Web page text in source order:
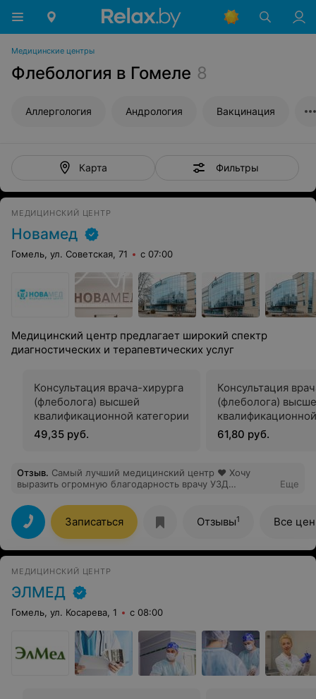
Медицинские центры
Флебология в Гомеле 8
Аллергология Андрология Вакцинация
Карта Фильтры
МЕДИЦИНСКИЙ ЦЕНТР
Новамед
Гомель, ул. Советская, 71 с 07:00
Медицинский центр предлагает широкий спектр
диагностических и терапевтических услуг
Консультация врача-хирурга
(флеболога) высшей
квалификационной категории
49,35 руб.
Консультация
(флеболога)
под контролем
ультразвуковой
61,80 руб.
Отзыв. Самый лучший медицинский центр ❤️ Хочу
выразить огромную благодарность врачу УЗД
очень хороший чуткий и добрый человек. А также
администраторам клиники за вежливость и хорошее
отношение Спасибо вам огромное
Еще
Записаться Отзывы1 Все
МЕДИЦИНСКИЙ ЦЕНТР
ЭЛМЕД
Гомель, ул. Косарева, 1 с 08:00